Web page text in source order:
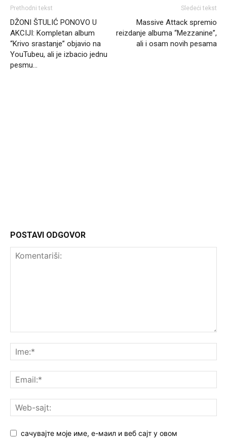
Prethodni tekst
DŽONI ŠTULIĆ PONOVO U
AKCIJI: Kompletan album
“Krivo srastanje” objavio na
YouTubeu, ali je izbacio jednu
pesmu…
Sledeći tekst
Massive Attack spremio
reizdanje albuma “Mezzanine”,
ali i osam novih pesama
POSTAVI ODGOVOR
сачувајте моје име, е-маил и веб сајт у овом